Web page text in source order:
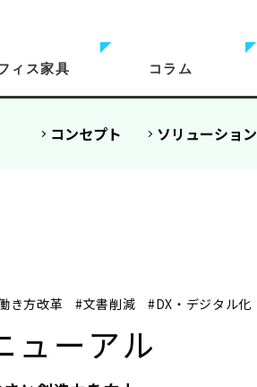
ィス家具 コラム
コンセプト ソリューション
き方改革 #文書削減 #DX・デジタル化
ューアル